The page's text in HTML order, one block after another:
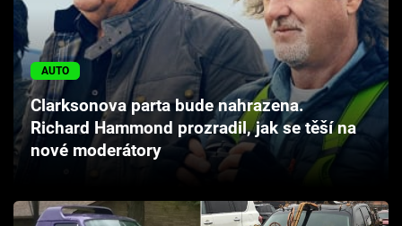
Hry
Cool Esport
Pořady
Sledujte prima+
AUTO
Clarksonova parta bude nahrazena.
Richard Hammond prozradil, jak se těší na
nové moderátory